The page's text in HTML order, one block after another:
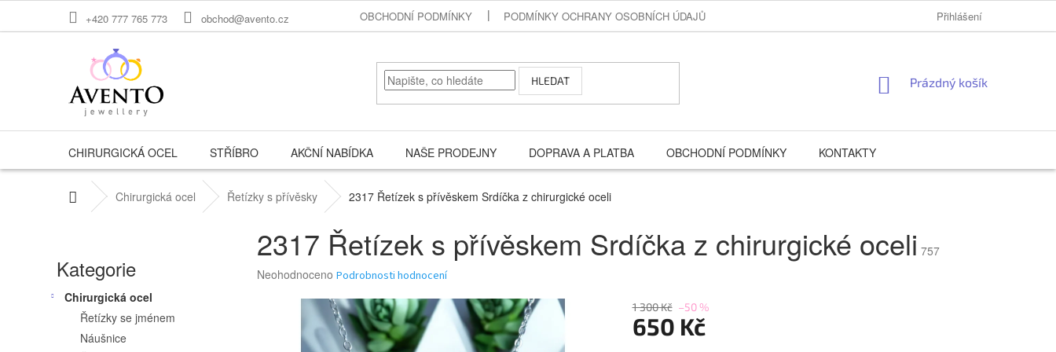
+420 777 765 773 obchod@avento.cz OBCHODNÍ PODMÍNKY PODMÍNKY OCHRANY OSOBNÍCH ÚDAJŮ Přihlášení
HLEDAT
NÁKUPNÍ
Prázdný košík
CHIRURGICKÁ OCEL STŘÍBRO AKČNÍ NABÍDKA NAŠE PRODEJNY DOPRAVA A PLATBA OBCHODNÍ PODMÍNKY KONTAKTY
Domů Chirurgická ocel Řetízky s přívěsky 2317 Řetízek s přívěskem Srdíčka z chirurgické oceli
s
kategorie
Kategorie
Chirurgická ocel
Řetízky se jménem
Náušnice
2317 Řetízek s přívěskem Srdíčka z chirurgické oceli 757
Průměrné
Neohodnoceno Podrobnosti hodnocení
1 300 Kč –50 %
650 Kč